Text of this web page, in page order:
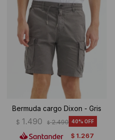
Bermuda cargo Dixon - Gris
$ 1.490 $ 2.490 40
$ 1.267